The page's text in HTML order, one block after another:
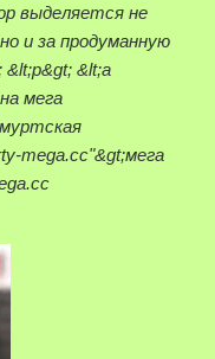
выделяется не
и за продуманную
&lt;p&gt; &lt;a
мега
mega.cc"&gt;мега